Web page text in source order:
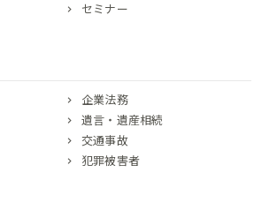
セミナー
企業法務
遺言・遺産相続
交通事故
犯罪被害者